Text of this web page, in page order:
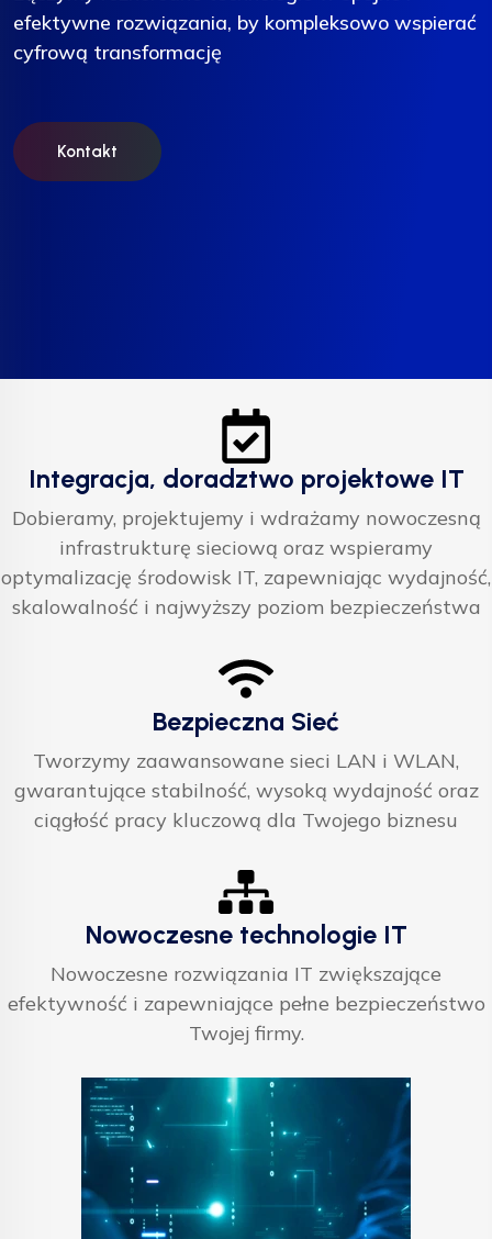
efektywne rozwiązania, by kompleksowo wspierać
cyfrową transformację
Kontakt
efektywne rozwiązania, by kompleksowo wspierać
cyfrową transformację
Kontakt
efektywne rozwiązania, by kompleksowo wspierać
cyfrową transformację
Kontakt
Integracja, doradztwo projektowe IT
Dobieramy, projektujemy i wdrażamy nowoczesną
infrastrukturę sieciową oraz wspieramy
optymalizację środowisk IT, zapewniając wydajność,
skalowalność i najwyższy poziom bezpieczeństwa
Bezpieczna Sieć
Tworzymy zaawansowane sieci LAN i WLAN,
gwarantujące stabilność, wysoką wydajność oraz
ciągłość pracy kluczową dla Twojego biznesu
Nowoczesne technologie IT
Nowoczesne rozwiązania IT zwiększające
efektywność i zapewniające pełne bezpieczeństwo
Twojej firmy.